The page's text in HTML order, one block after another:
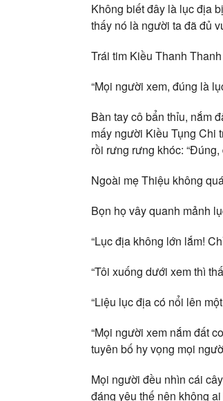
Không biết đây là lục địa
thấy nó là người ta đã đủ
Trái tim Kiều Thanh
“Mọi người xem, đúng là
Bàn tay cô bẩn thỉu, nắm
mấy người Kiều Tụng Chi
rồi rưng rưng khóc: “Đúng,
Ngoài mẹ Thiệu không
Bọn họ vây quanh mảnh
“Lục địa không lớn lắm!
“Tôi xuống dưới xem thì
“Liệu lục địa có nổi lên
“Mọi người xem nắm đất
tuyên bố hy vọng mọi
Mọi người đều nhìn cái
đáng yêu thế nên không